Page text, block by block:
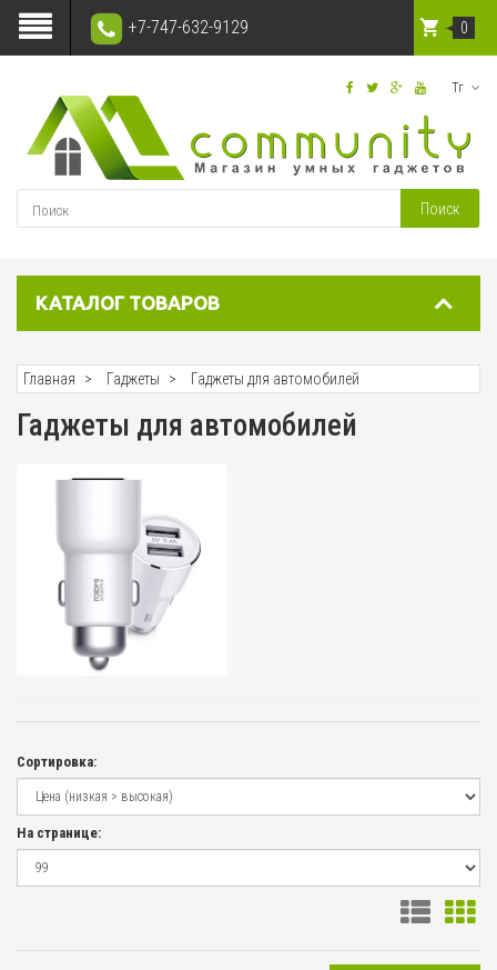
+7-747-632-9129
Тг
Поиск
0
КАТАЛОГ ТОВАРОВ
Главная Гаджеты Гаджеты для автомобилей
Гаджеты для автомобилей
Сортировка:
На странице: